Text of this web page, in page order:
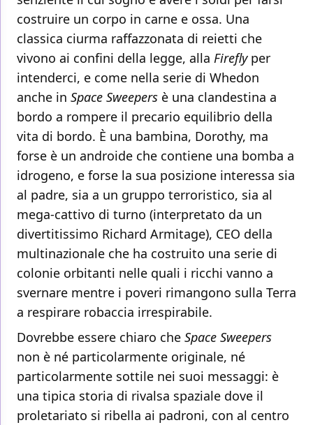
costruire un corpo in carne e ossa. Una
classica ciurma raffazzonata di reietti che
vivono ai confini della legge, alla Fireflyper
intenderci, e come nella serie di Whedon
anche in Space Sweepers è una clandestina a
bordo a rompere il precario equilibrio della
vita di bordo. È una bambina, Dorothy, ma
forse è un androide che contiene una bomba a
idrogeno, e forse la sua posizione interessa sia
al padre, sia a un gruppo terroristico, sia al
mega-cattivo di turno (interpretato da un
divertitissimo Richard Armitage), CEO della
multinazionale che ha costruito una serie di
colonie orbitanti nelle quali i ricchi vanno a
svernare mentre i poveri rimangono sulla Terra
a respirare robaccia irrespirabile.
Dovrebbe essere chiaro che Space Sweepers
non è né particolarmente originale, né
particolarmente sottile nei suoi messaggi: è
una tipica storia di rivalsa spaziale dove il
proletariato si ribella ai padroni, con al centro